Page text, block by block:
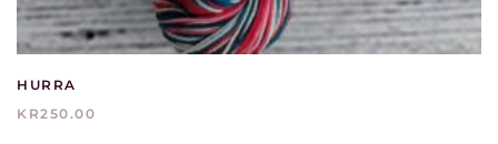
HURRA
KR250.00